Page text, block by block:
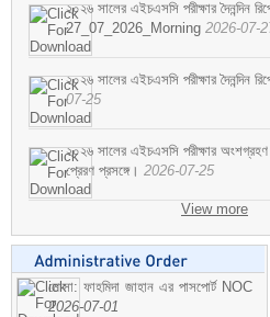
২০২৬ সালের এইচএসসি পরীক্ষার দৈনন্দিন
27_07_2026_Morning 2026-07-
২০২৬ সালের এইচএসসি পরীক্ষার দৈনন্দিন
07-25
২০২৬ সালের এইচএসসি পরীক্ষার অংশগ্রহণ
প্রেরণ প্রসঙ্গে। 2026-07-25
View more
মোসা: ফাহমিদা জাহান এর পাসপোর্ট NOC
2026-07-01